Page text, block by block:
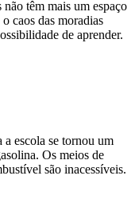
têm mais um espaço
caos das moradias
de aprender.
escola se tornou um
Os meios de
são inacessíveis.